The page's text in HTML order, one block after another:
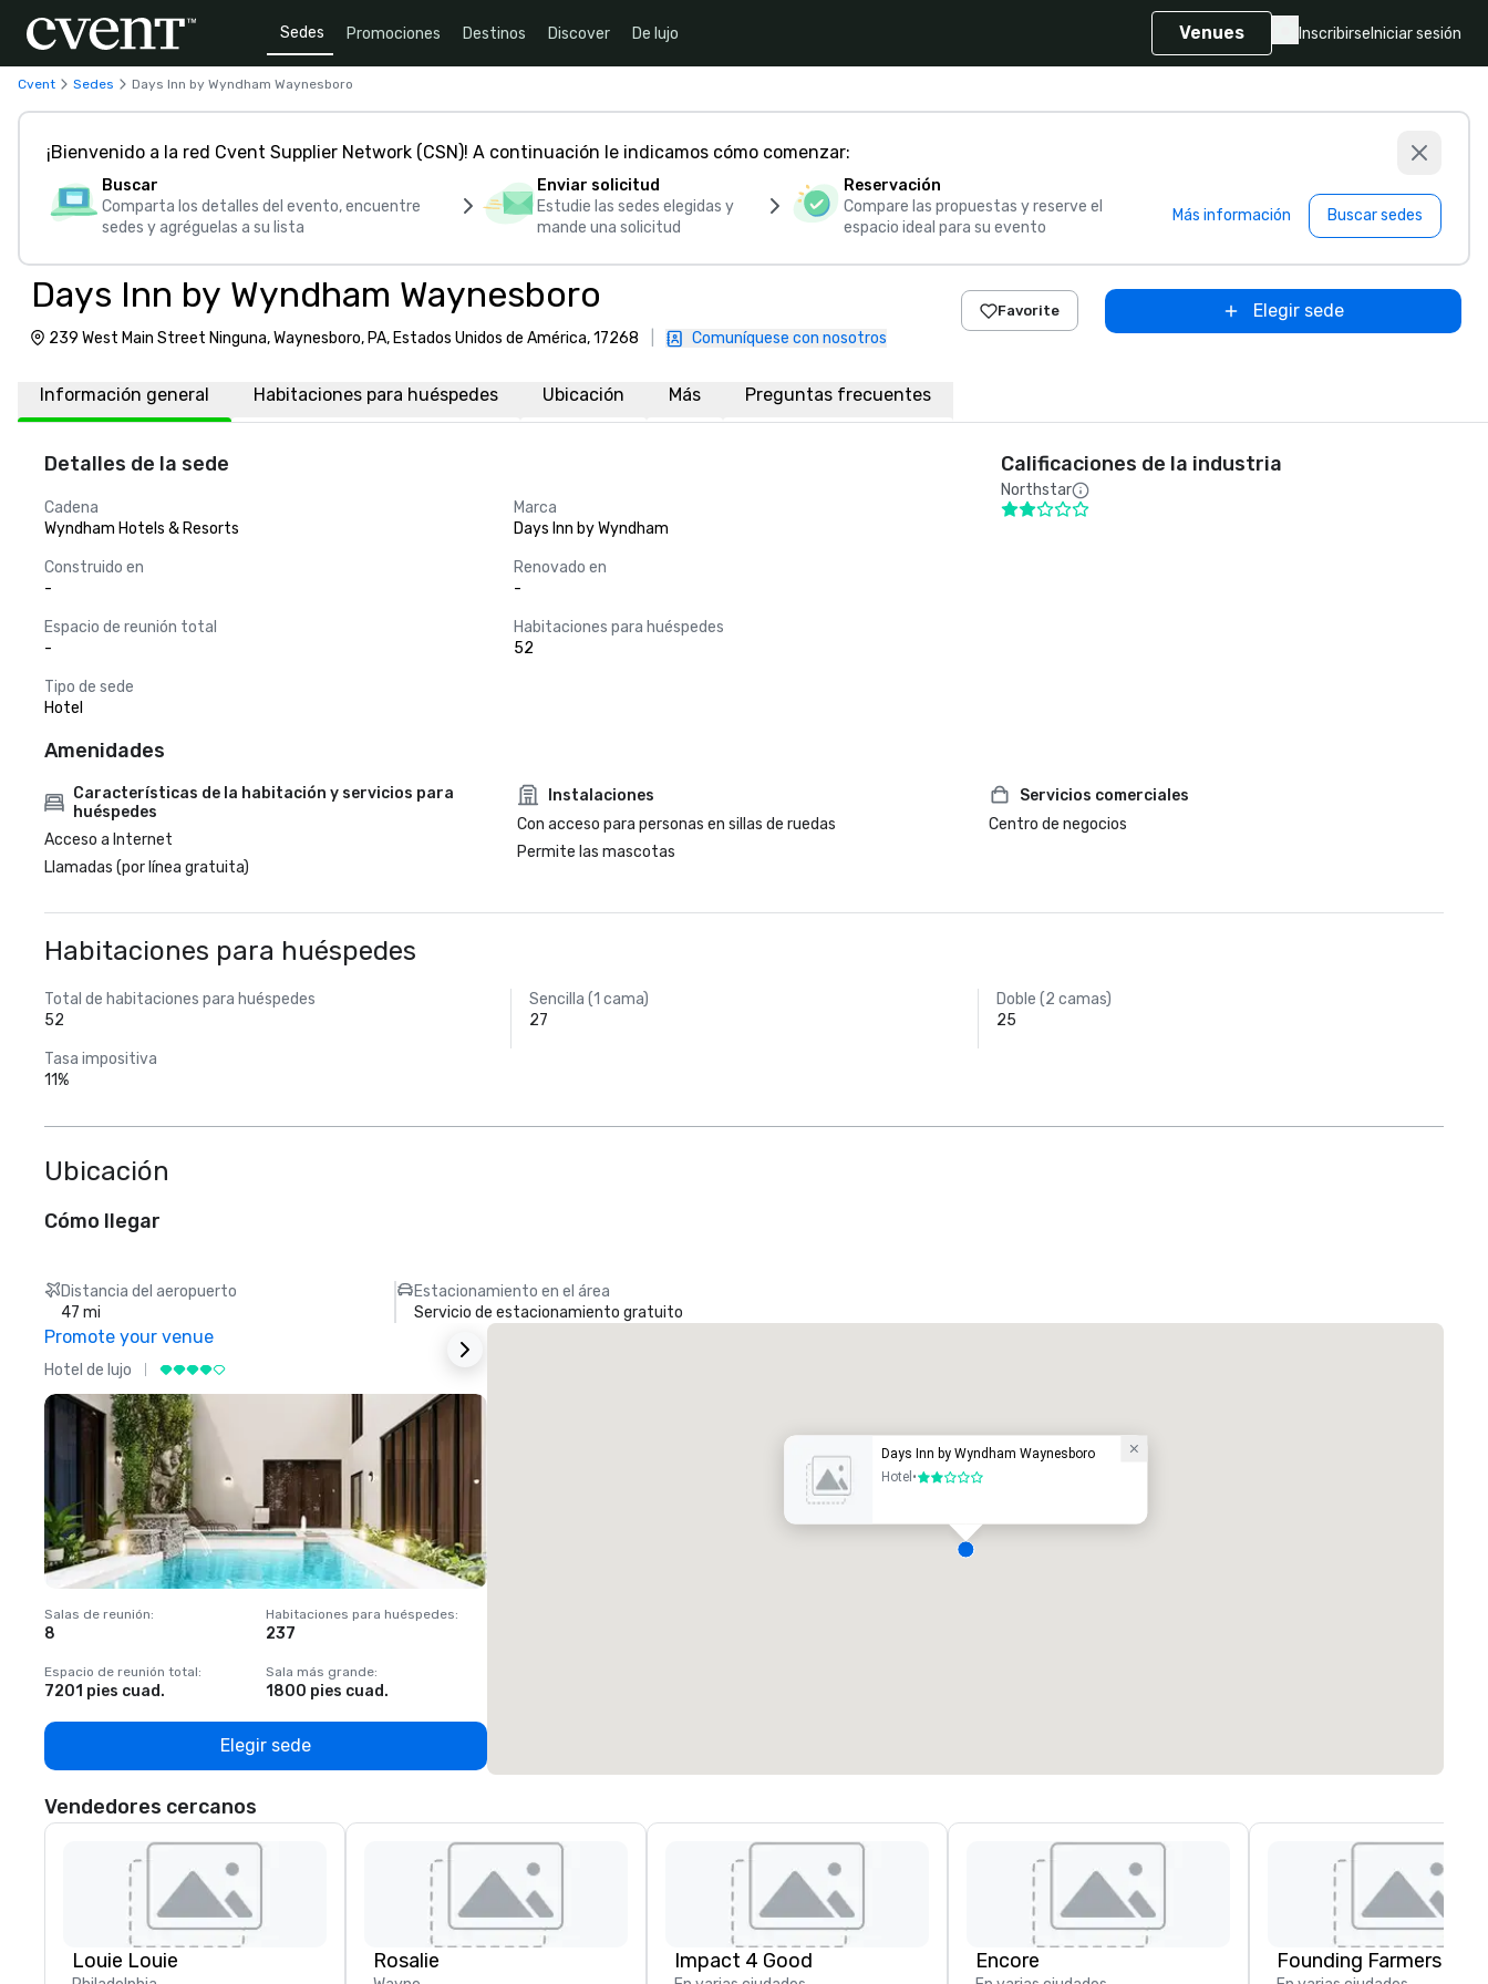
Sedes Promociones Destinos Discover De lujo Venues Inscribirse Iniciar sesión
Cvent Sedes Days Inn by Wyndham Waynesboro
¡Bienvenido a la red Cvent Supplier Network (CSN)! A continuación le indicamos cómo comenzar:
Buscar
Comparta los detalles del evento, encuentre
sedes y agréguelas a su lista
Enviar solicitud
Estudie las sedes elegidas y
mande una solicitud
Reservación
Compare las propuestas y reserve el
espacio ideal para su evento
Más información Buscar sedes
Days Inn by Wyndham Waynesboro
239 West Main Street Ninguna, Waynesboro, PA, Estados Unidos de América, 17268 Comuníquese con nosotros
Favorite Elegir sede
Información general Habitaciones para huéspedes Ubicación Más Preguntas frecuentes
Detalles de la sede
Cadena
Wyndham Hotels & Resorts
Marca
Days Inn by Wyndham
Construido en
-
Renovado en
-
Espacio de reunión total
-
Habitaciones para huéspedes
52
Tipo de sede
Hotel
Calificaciones de la industria
Northstar
Amenidades
Características de la habitación y servicios para
huéspedes
Acceso a Internet
Llamadas (por línea gratuita)
Instalaciones
Con acceso para personas en sillas de ruedas
Permite las mascotas
Servicios comerciales
Centro de negocios
Habitaciones para huéspedes
Total de habitaciones para huéspedes
52
Sencilla (1 cama)
27
Doble (2 camas)
25
Tasa impositiva
11%
Ubicación
Cómo llegar
Distancia del aeropuerto
47 mi
Estacionamiento en el área
Servicio de estacionamiento gratuito
Promote your venue
Hotel de lujo
Salas de reunión:
8
Habitaciones para huéspedes:
237
Espacio de reunión total:
7201 pies cuad.
Sala más grande:
1800 pies cuad.
Elegir sede
Days Inn by Wyndham Waynesboro
Hotel •2 de 5
Vendedores cercanos
Louie Louie Rosalie Impact 4 Good Encore